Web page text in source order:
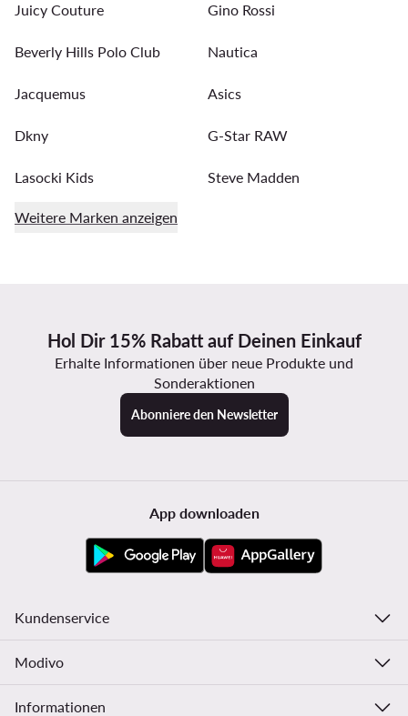
Juicy Couture Gino Rossi
Beverly Hills Polo Club Nautica
Jacquemus Asics
Dkny G-Star RAW
Lasocki Kids Steve Madden
Weitere Marken anzeigen
Hol Dir 15% Rabatt auf Deinen Einkauf
Erhalte Informationen über neue Produkte und
Sonderaktionen
Abonniere den Newsletter
App downloaden
Kundenservice
Modivo
Informationen